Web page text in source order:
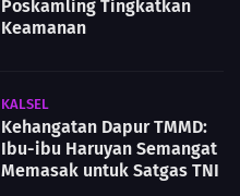
Poskamling Tingkatkan
Keamanan
KALSEL
Kehangatan Dapur TMMD:
Ibu-ibu Haruyan Semangat
Memasak untuk Satgas TNI